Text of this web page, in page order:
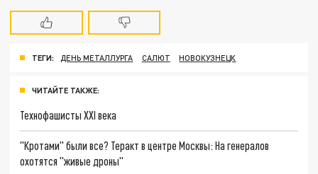
ТЕГИ: ДЕНЬ МЕТАЛЛУРГА САЛЮТ НОВОКУЗНЕЦК
ЧИТАЙТЕ ТАКЖЕ:
Технофашисты XXI века
"Кротами" были все? Теракт в центре Москвы: На генералов
охотятся "живые дроны"